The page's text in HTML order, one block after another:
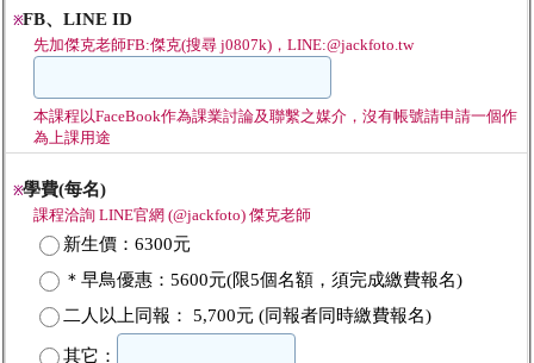
※FB、LINE ID
先加傑克老師FB:傑克(搜尋 j0807k)，LINE:@jackfoto.tw
本課程以FaceBook作為課業討論及聯繫之媒介，沒有帳號請申請一個作
為上課用途
※學費(每名)
課程洽詢 LINE官網 (@jackfoto) 傑克老師
新生價：6300元
＊早鳥優惠：5600元(限5個名額，須完成繳費報名)
二人以上同報： 5,700元 (同報者同時繳費報名)
其它：